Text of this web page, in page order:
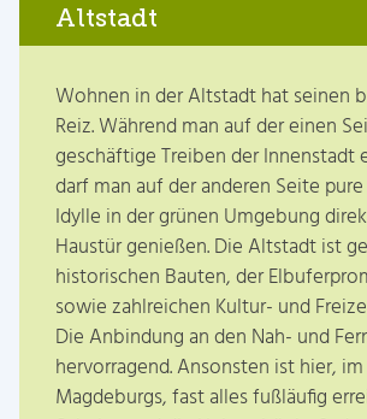
Altstadt
Wohnen in der Altstadt hat seinen
Reiz. Während man auf der einen
geschäftige Treiben der Innenstadt
darf man auf der anderen Seite
Idylle in der grünen Umgebung
Haustür genießen. Die Altstadt ist
historischen Bauten, der
sowie zahlreichen Kultur- und
Die Anbindung an den Nah- und
hervorragend. Ansonsten ist hier,
Magdeburgs, fast alles fußläufig